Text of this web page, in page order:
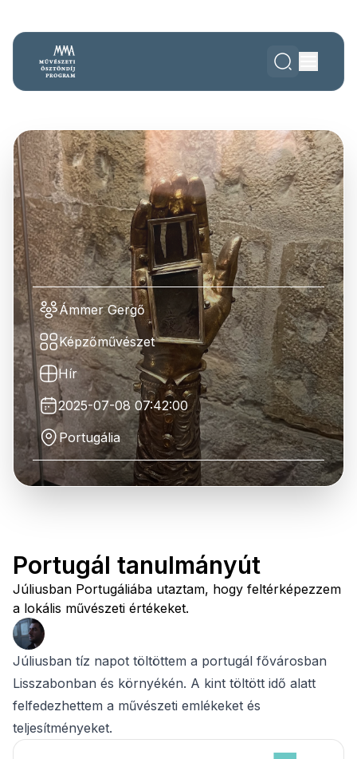
Ámmer Gergő
Képzőművészet
Hír
2025-07-08 07:42:00
Portugália
Portugál tanulmányút
Júliusban Portugáliába utaztam, hogy feltérképezzem
a lokális művészeti értékeket.
Júliusban tíz napot töltöttem a portugál fővárosban
Lisszabonban és környékén. A kint töltött idő alatt
felfedezhettem a művészeti emlékeket és
teljesítményeket.